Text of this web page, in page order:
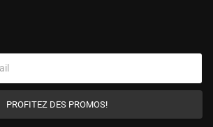
PROFITEZ DES PROMOS!